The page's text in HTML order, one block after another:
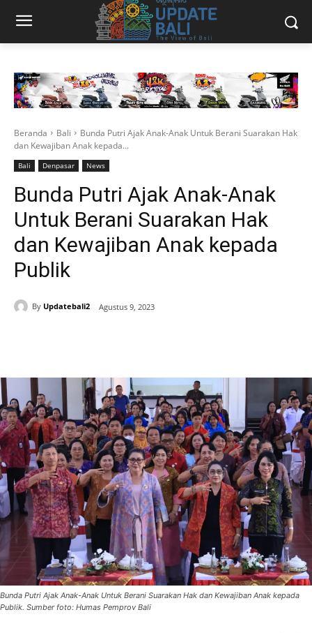
Beranda Bali
Bunda Putri Ajak Anak-Anak Untuk Berani Suarakan Hak
dan Kewajiban Anak kepada...
Bali Denpasar News
Bunda Putri Ajak Anak-Anak
Untuk Berani Suarakan Hak
dan Kewajiban Anak kepada
Publik
By Updatebali2 Agustus 9, 2023
Bunda Putri Ajak Anak-Anak Untuk Berani Suarakan Hak dan Kewajiban Anak kepada
Publik. Sumber foto: Humas Pemprov Bali